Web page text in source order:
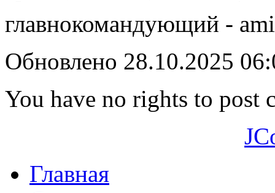
главнокомандующий -
Обновлено 28.10.2025
You have no rights to post
Главная